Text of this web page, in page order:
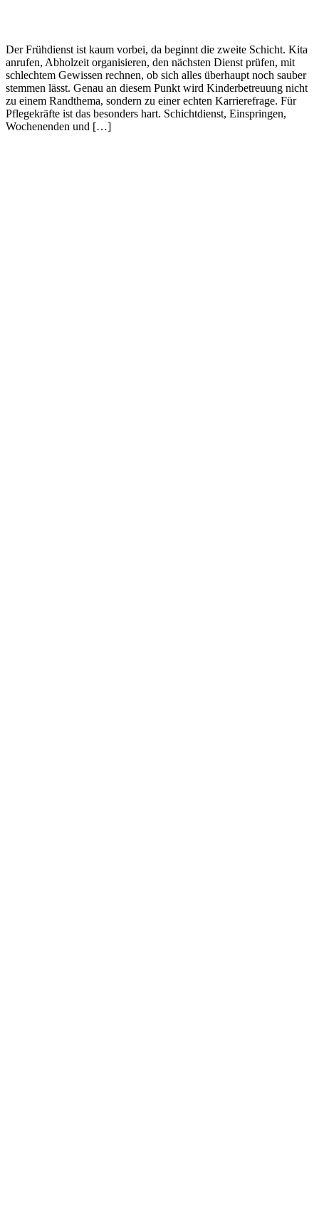
Der Frühdienst ist kaum vorbei, da beginnt die zweite Schicht. Kita
anrufen, Abholzeit organisieren, den nächsten Dienst prüfen, mit
schlechtem Gewissen rechnen, ob sich alles überhaupt noch sauber
stemmen lässt. Genau an diesem Punkt wird Kinderbetreuung nicht
zu einem Randthema, sondern zu einer echten Karrierefrage. Für
Pflegekräfte ist das besonders hart. Schichtdienst, Einspringen,
Wochenenden und […]